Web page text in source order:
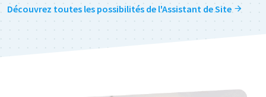
Découvrez toutes les possibilités de l'Assistant de Site